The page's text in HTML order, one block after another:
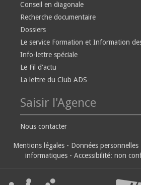
Conseil en diagonale
Recherche documentaire
Dossiers
Le service Formation et Information
Info-lettre spéciale
Le Fil d'actu
La lettre du Club ADS
Saisir l'Agence
Nous contacter
Mentions légales - Données personnelles
informatiques - Accessibilité: non